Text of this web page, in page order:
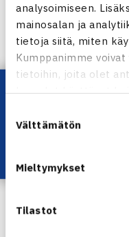
analysoimiseen.
mainosalan ja
tietoja siitä, miten
Kumppanimme
tietoihin, joita olet
kun olet käyttänyt
valinta
Välttämätön
Mieltymykset
Tilastot
Lataa OmaTennis!